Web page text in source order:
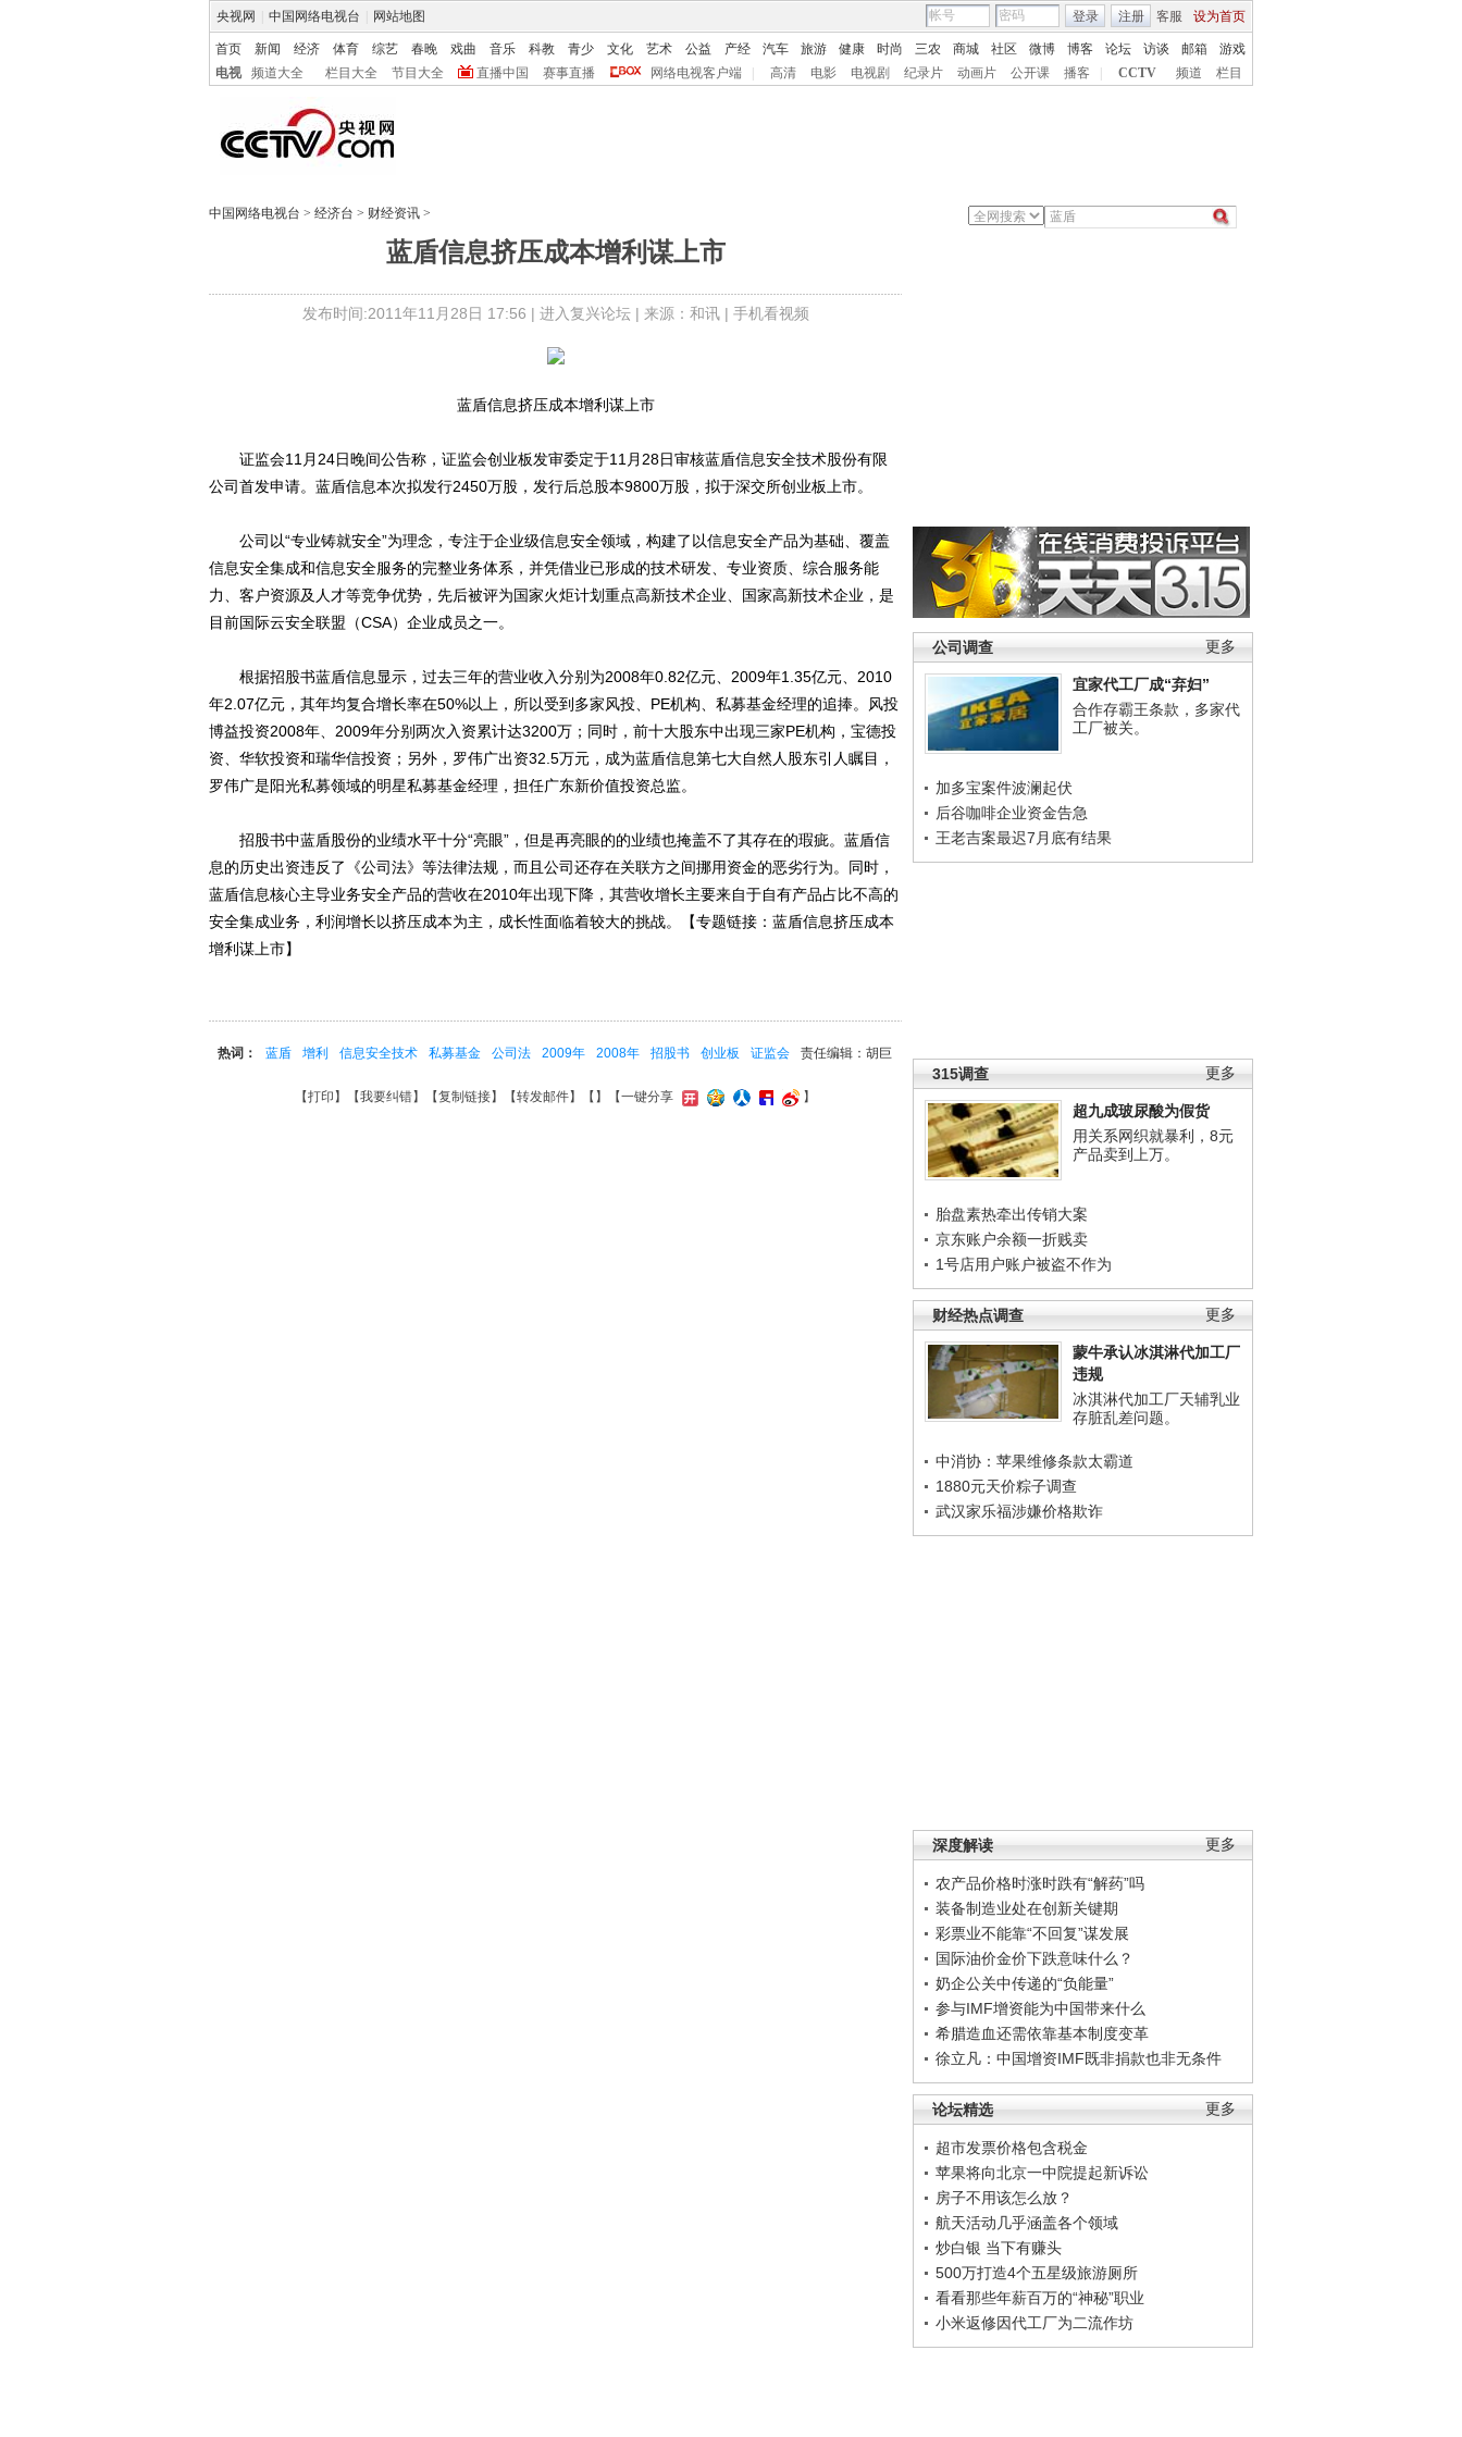
央视网 中国网络电视台 网站地图 客服 设为首页
登录 注册
首页 新闻 经济 体育 综艺 春晚 戏曲 音乐 科教 青少 文化 艺术 公益 产经 汽车 旅游 健康 时尚 三农 商城 社区 微博 博客 论坛 访谈 邮箱
游戏
电视
频道大全 栏目大全 节目大全 直播中国 赛事直播 网络电视客户端 高清 电影 电视剧 纪录片 动画片 公开课 播客 CCTV 频道 栏目
中国网络电视台 > 经济台 > 财经资讯 >
蓝盾信息挤压成本增利谋上市
发布时间:2011年11月28日 17:56 | 进入复兴论坛| 来源：和讯 | 手机看视频
更多
公司调查
宜家代工厂成“弃妇”
合作存霸王条款，多家代
工厂被关。
加多宝案件波澜起伏
后谷咖啡企业资金告急
王老吉案最迟7月底有结果
更多
315调查
超九成玻尿酸为假货
用关系网织就暴利，8元
产品卖到上万。
胎盘素热牵出传销大案
京东账户余额一折贱卖
1号店用户账户被盗不作为
更多
财经热点调查
蒙牛承认冰淇淋代加工厂
违规
冰淇淋代加工厂天辅乳业
存脏乱差问题。
中消协：苹果维修条款太霸道
1880元天价粽子调查
武汉家乐福涉嫌价格欺诈
更多
深度解读
农产品价格时涨时跌有“解药”吗
装备制造业处在创新关键期
彩票业不能靠“不回复”谋发展
国际油价金价下跌意味什么？
奶企公关中传递的“负能量”
参与IMF增资能为中国带来什么
希腊造血还需依靠基本制度变革
徐立凡：中国增资IMF既非捐款也非无条件
更多
论坛精选
超市发票价格包含税金
苹果将向北京一中院提起新诉讼
房子不用该怎么放？
航天活动几乎涵盖各个领域
炒白银 当下有赚头
500万打造4个五星级旅游厕所
看看那些年薪百万的“神秘”职业
小米返修因代工厂为二流作坊
蓝盾信息挤压成本增利谋上市
证监会11月24日晚间公告称，证监会创业板发审委定于11月28日审核蓝盾信息安全技术股份有限
公司首发申请。蓝盾信息本次拟发行2450万股，发行后总股本9800万股，拟于深交所创业板上市。
公司以“专业铸就安全”为理念，专注于企业级信息安全领域，构建了以信息安全产品为基础、覆盖
信息安全集成和信息安全服务的完整业务体系，并凭借业已形成的技术研发、专业资质、综合服务能
力、客户资源及人才等竞争优势，先后被评为国家火炬计划重点高新技术企业、国家高新技术企业，是
目前国际云安全联盟（CSA）企业成员之一。
根据招股书蓝盾信息显示，过去三年的营业收入分别为2008年0.82亿元、2009年1.35亿元、2010
年2.07亿元，其年均复合增长率在50%以上，所以受到多家风投、PE机构、私募基金经理的追捧。风投
博益投资2008年、2009年分别两次入资累计达3200万；同时，前十大股东中出现三家PE机构，宝德投
资、华软投资和瑞华信投资；另外，罗伟广出资32.5万元，成为蓝盾信息第七大自然人股东引人瞩目，
罗伟广是阳光私募领域的明星私募基金经理，担任广东新价值投资总监。
招股书中蓝盾股份的业绩水平十分“亮眼”，但是再亮眼的的业绩也掩盖不了其存在的瑕疵。蓝盾信
息的历史出资违反了《公司法》等法律法规，而且公司还存在关联方之间挪用资金的恶劣行为。同时，
蓝盾信息核心主导业务安全产品的营收在2010年出现下降，其营收增长主要来自于自有产品占比不高的
安全集成业务，利润增长以挤压成本为主，成长性面临着较大的挑战。【专题链接：蓝盾信息挤压成本
增利谋上市】
责任编辑：胡巨
热词： 蓝盾 增利 信息安全技术 私募基金 公司法 2009年 2008年 招股书 创业板 证监会
【打印 】【我要纠错】【复制链接】【转发邮件】【 】 【一键分享 】